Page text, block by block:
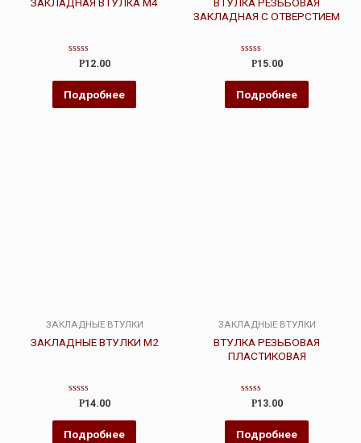
Оценка
из
Р12.00
Подробнее
ЗАКЛАДНАЯ С ОТВЕРСТИЕМ
Оценка
из
Р15.00
Подробнее
ЗАКЛАДНЫЕ ВТУЛКИ
ЗАКЛАДНЫЕ ВТУЛКИ М2
Оценка
из
Р14.00
Подробнее
ЗАКЛАДНЫЕ ВТУЛКИ
ВТУЛКА РЕЗЬБОВАЯ
ПЛАСТИКОВАЯ
Оценка
из
Р13.00
Подробнее